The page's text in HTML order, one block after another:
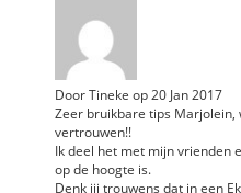
DoorTineke op20 Jan 2017
Zeer bruikbare tips Marjolein,
vertrouwen!!
Ik deel het met mijn vrienden
op de hoogte is.
Denk jij trouwens dat in een